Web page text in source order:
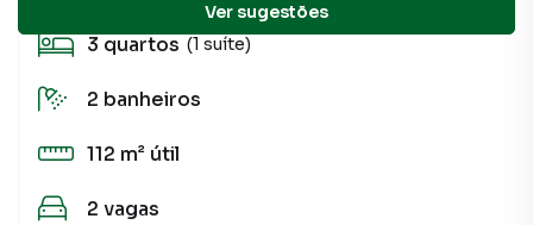
Ver sugestões
3 quartos (1 suíte)
2 banheiros
112 m² útil
2 vagas